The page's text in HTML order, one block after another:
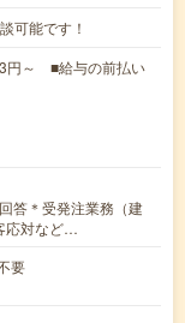
可能です！
円～ ■給与の前払い
答＊受発注業務（建
応対など…
要